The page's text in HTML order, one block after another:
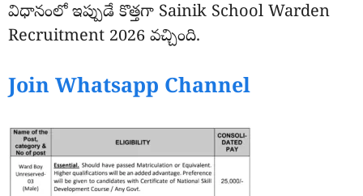
విధానంలో ఇప్పుడే కొత్తగా Sainik School Warden
Recruitment 2026 వచ్చింది.
Join Whatsapp Channel